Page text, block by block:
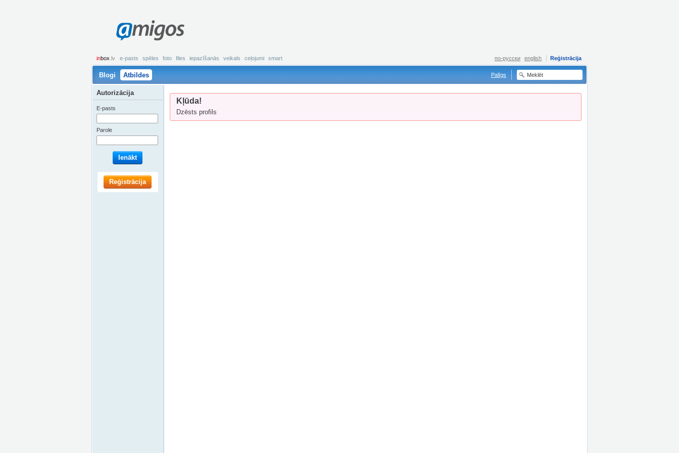
amigos
inbox .lv e-pasts spēles foto files iepazīšanās veikals ceļojumi smart Reģistrācija
по-русски english
Blogi Atbildes Palīgs
Kļūda!
Dzēsts profils
Autorizācija
E-pasts
Parole
Ienākt
Reģistrācija